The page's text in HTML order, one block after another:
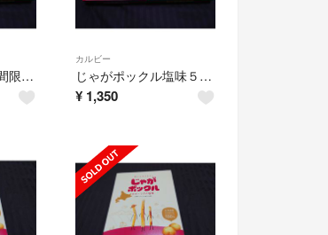
じゃがポックル期間限定トウキビ味×５塩味×５計１０袋
カルビー
じゃがポックル塩味５袋 トウキビ味５袋計１０袋
¥ 1,350